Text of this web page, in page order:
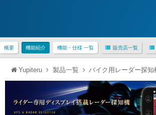
概要 機能紹介 機能・仕様 一覧 販売店一覧
Yupiteru 製品一覧 バイク用レーダー探知